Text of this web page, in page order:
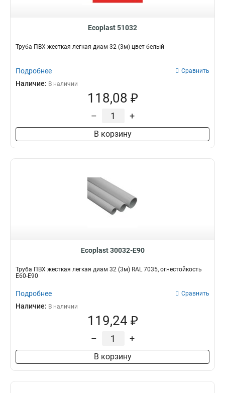
Ecoplast 51032
Труба ПВХ жесткая легкая диам 32 (3м) цвет белый
Подробнее Сравнить
Наличие: В наличии
118,08 ₽
– +
В корзину
Ecoplast 30032-E90
Труба ПВХ жесткая легкая диам 32 (3м) RAL 7035, огнестойкость
E60-E90
Подробнее Сравнить
Наличие: В наличии
119,24 ₽
– +
В корзину